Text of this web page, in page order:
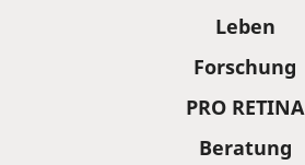
Leben
Forschung
PRO RETINA
Beratung